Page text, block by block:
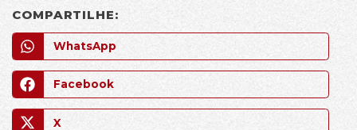
COMPARTILHE:
WhatsApp
Facebook
X